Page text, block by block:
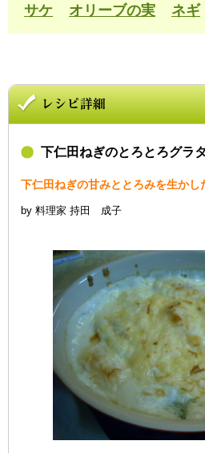
サケ オリーブの実 ネギ
下仁田ねぎのとろとろグラ
下仁田ねぎの甘みととろみを生かし
by 料理家 持田 成子